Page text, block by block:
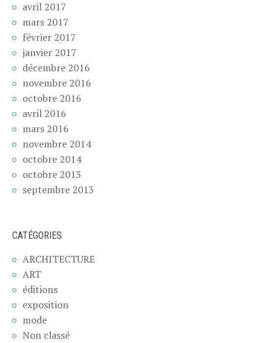
avril 2017
mars 2017
février 2017
janvier 2017
décembre 2016
novembre 2016
octobre 2016
avril 2016
mars 2016
novembre 2014
octobre 2014
octobre 2013
septembre 2013
CATÉGORIES
ARCHITECTURE
ART
éditions
exposition
mode
Non classé